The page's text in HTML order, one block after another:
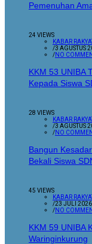
Pemenuhan
24 VIEWS
KABAR
/3 AGUSTUS
/NO
KKM 53 UNIBA
Kepada Siswa
28 VIEWS
KABAR
/3 AGUSTUS
/NO
Bangun
Bekali Siswa
45 VIEWS
KABAR
/23 JULI 2026
/NO
KKM 59 UNIBA
Waringinkurung